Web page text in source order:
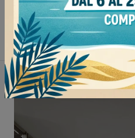
Armadi Sangiacomo
Armadi Sangiacomo
Non